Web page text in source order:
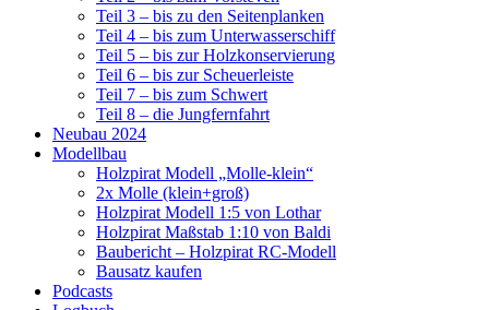
Teil 3 – bis zu den Seitenplanken
Teil 4 – bis zum Unterwasserschiff
Teil 5 – bis zur Holzkonservierung
Teil 6 – bis zur Scheuerleiste
Teil 7 – bis zum Schwert
Teil 8 – die Jungfernfahrt
Neubau 2024
Modellbau
Holzpirat Modell „Molle-klein“
2x Molle (klein+groß)
Holzpirat Modell 1:5 von Lothar
Holzpirat Maßstab 1:10 von Baldi
Baubericht – Holzpirat RC-Modell
Bausatz kaufen
Podcasts